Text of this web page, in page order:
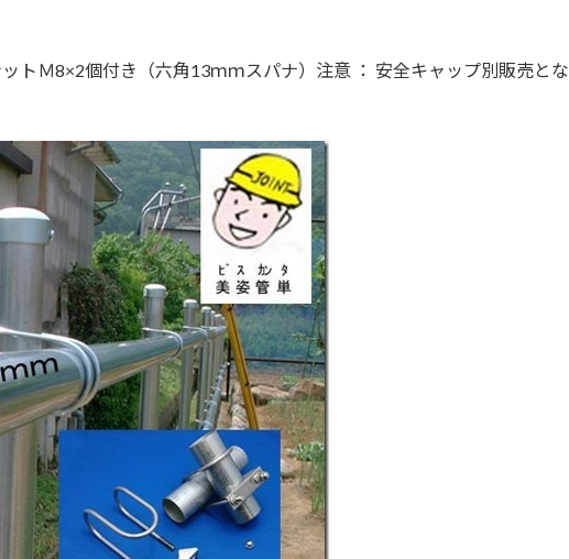
トＭ8×2個付き（六角13ｍｍスパナ）注意 ： 安全キャップ別販売とな